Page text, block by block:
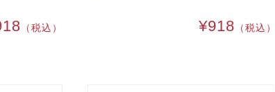
（税込） ¥918 （税込）